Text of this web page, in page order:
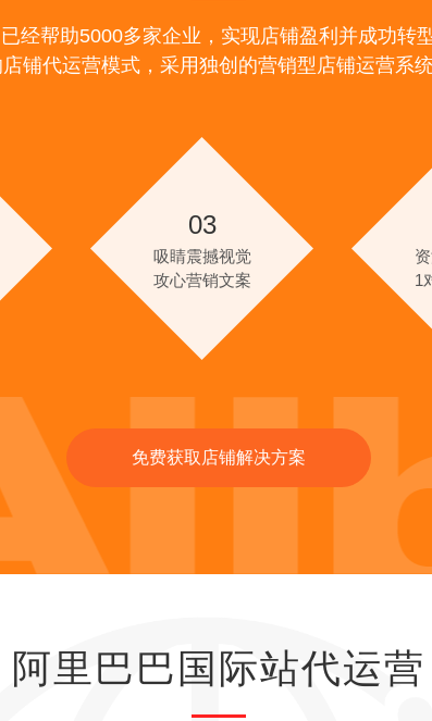
已经帮助5000多家企业，实现店铺盈利并成功转
铺代运营模式，采用独创的营销型店铺运营系
03
吸睛震撼视觉
攻心营销文案
1
免费获取店铺解决方案
阿里巴巴国际站代运营